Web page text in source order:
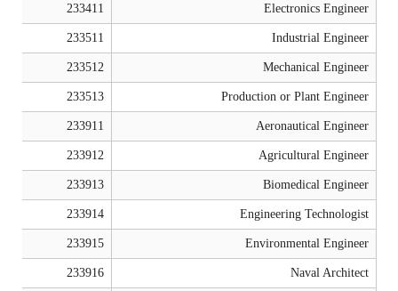
Electronics Engineer
233411
Industrial Engineer
233511
Mechanical Engineer
233512
Production or Plant Engineer
233513
Aeronautical Engineer
233911
Agricultural Engineer
233912
Biomedical Engineer
233913
Engineering Technologist
233914
Environmental Engineer
233915
Naval Architect
233916